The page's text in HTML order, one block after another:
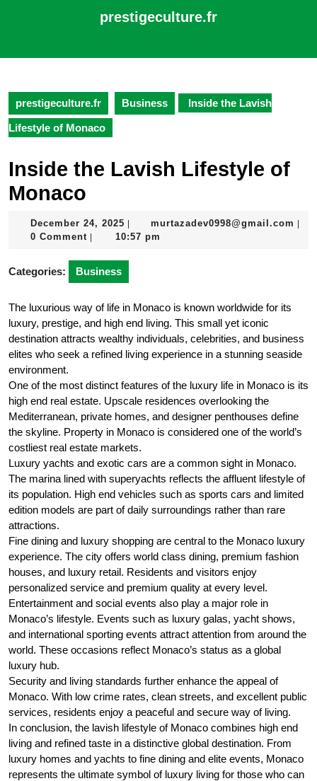
prestigeculture.fr
Button
prestigeculture.fr Business Inside the Lavish
Lifestyle of Monaco
Inside the Lavish Lifestyle of
Monaco
December 24, 2025 December
24,
murtazadev0998@gmail.com
0 Comment 10:57 pm
Categories: Business
The luxurious way of life in Monaco is known worldwide for its
luxury, prestige, and high end living. This small yet iconic
destination attracts wealthy individuals, celebrities, and business
elites who seek a refined living experience in a stunning seaside
environment.
One of the most distinct features of the luxury life in Monaco is its
high end real estate. Upscale residences overlooking the
Mediterranean, private homes, and designer penthouses define
the skyline. Property in Monaco is considered one of the world’s
costliest real estate markets.
Luxury yachts and exotic cars are a common sight in Monaco.
The marina lined with superyachts reflects the affluent lifestyle of
its population. High end vehicles such as sports cars and limited
edition models are part of daily surroundings rather than rare
attractions.
Fine dining and luxury shopping are central to the Monaco luxury
experience. The city offers world class dining, premium fashion
houses, and luxury retail. Residents and visitors enjoy
personalized service and premium quality at every level.
Entertainment and social events also play a major role in
Monaco’s lifestyle. Events such as luxury galas, yacht shows,
and international sporting events attract attention from around the
world. These occasions reflect Monaco’s status as a global
luxury hub.
Security and living standards further enhance the appeal of
Monaco. With low crime rates, clean streets, and excellent public
services, residents enjoy a peaceful and secure way of living.
In conclusion, the lavish lifestyle of Monaco combines high end
living and refined taste in a distinctive global destination. From
luxury homes and yachts to fine dining and elite events, Monaco
represents the ultimate symbol of luxury living for those who can